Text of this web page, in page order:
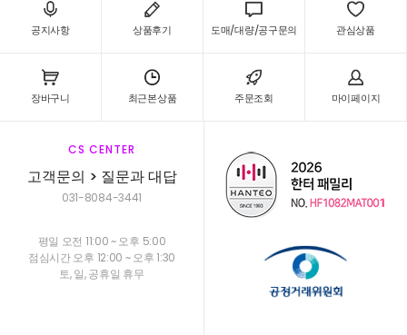
공지사항 상품후기 도매/대량/공구문의 관심상품
장바구니 최근본상품 주문조회 마이페이지
CS CENTER
고객문의 > 질문과 대답
031-8084-3441
평일 오전 11:00 ~ 오후 5:00
점심시간 오후 12:00 ~ 오후 1:30
토, 일, 공휴일 휴무